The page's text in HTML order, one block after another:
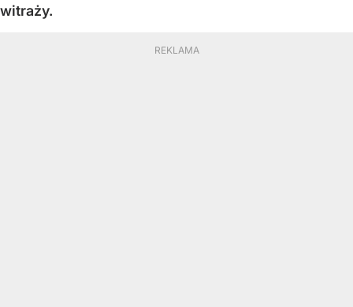
witraży.